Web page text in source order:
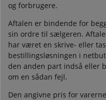
og forbrugere.
Aftalen er bindende for
sin ordre til sælgeren.
har været en skrive- eller
bestillingsløsningen i
den anden part indså eller
om en sådan fejl.
Den angivne pris for